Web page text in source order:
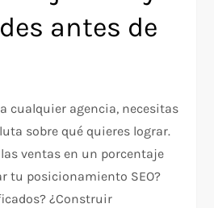
antes de
cualquier agencia, necesitas
sobre qué quieres lograr.
ventas en un porcentaje
tu posicionamiento SEO?
¿Construir